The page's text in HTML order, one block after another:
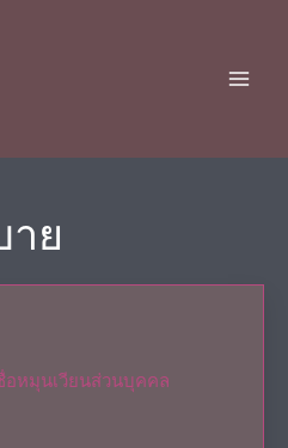
ย
อหมุนเวียนส่วนบุคคล